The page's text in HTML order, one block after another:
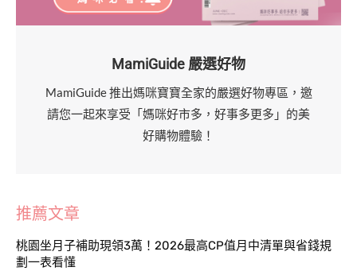
MamiGuide 嚴選好物
MamiGuide 推出媽咪寶寶全家的嚴選好物專區，邀
請您一起來享受「媽咪好市多，好事多更多」的美
好購物體驗！
推薦文章
桃園坐月子補助現領3萬！2026最高CP值月中清單與省錢規
劃一表看懂